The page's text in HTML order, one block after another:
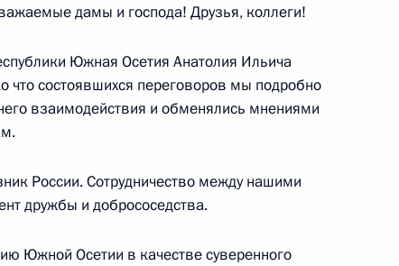
Атамбаевым
дамы и господа! Друзья, коллеги!
Южная Осетия Анатолия Ильича
что состоявшихся переговоров мы подробно
взаимодействия и обменялись мнениями
России. Сотрудничество между нашими
дружбы и добрососедства.
Южной Осетии в качестве суверенного